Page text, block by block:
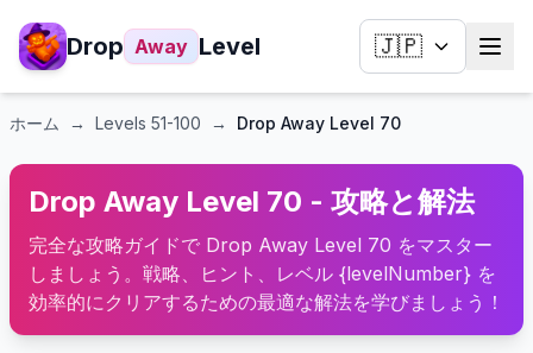
Drop Away Level 🇯🇵
ホーム → Levels 51-100 → Drop Away Level 70
Drop Away Level 70 - 攻略と解法
完全な攻略ガイドで Drop Away Level 70 をマスター
しましょう。戦略、ヒント、レベル {levelNumber} を
効率的にクリアするための最適な解法を学びましょう！